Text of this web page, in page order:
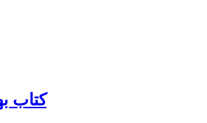
كتاب